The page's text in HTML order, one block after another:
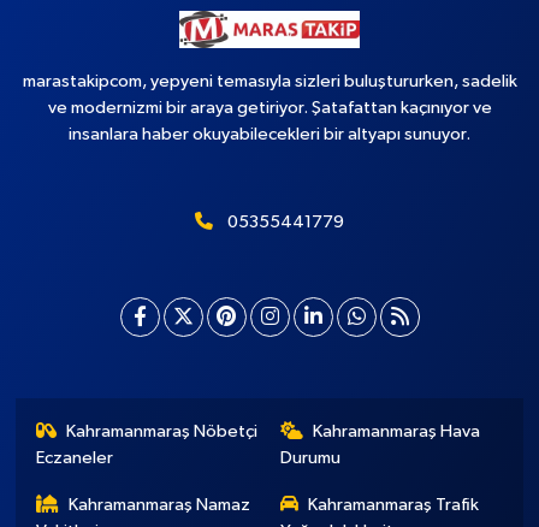
marastakipcom, yepyeni temasıyla sizleri buluştururken, sadelik
ve modernizmi bir araya getiriyor. Şatafattan kaçınıyor ve
insanlara haber okuyabilecekleri bir altyapı sunuyor.
05355441779
Kahramanmaraş Nöbetçi
Eczaneler
Kahramanmaraş Hava
Durumu
Kahramanmaraş Namaz
Kahramanmaraş Trafik